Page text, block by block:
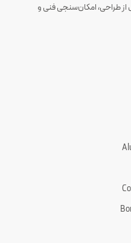
از طراحی، امکان‌سنجی فنی و